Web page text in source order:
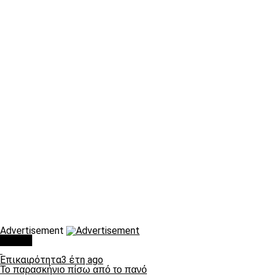
Advertisement
Επικαιρότητα3 έτη ago
Το παρασκήνιο πίσω από το πανό